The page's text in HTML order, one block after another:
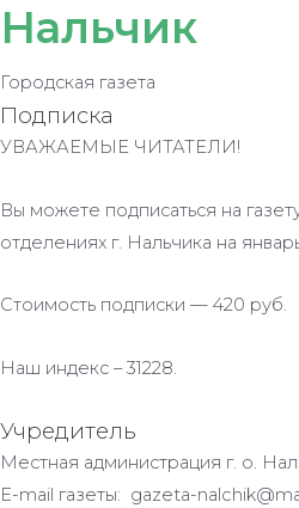
Нальчик
Городская газета
Подписка
УВАЖАЕМЫЕ ЧИТАТЕЛИ!
Вы можете подписаться на
отделениях г. Нальчика на
Стоимость подписки — 420 руб.
Наш индекс – 31228.
Учредитель
Местная администрация г. о.
E-mail газеты: gazeta-